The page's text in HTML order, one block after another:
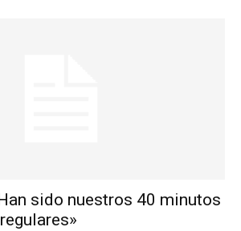
sido nuestros 40 minutos